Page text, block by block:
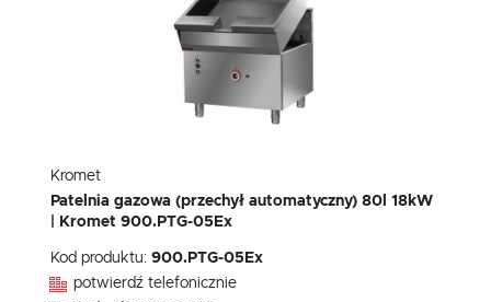
Kromet
Patelnia gazowa (przechył automatyczny) 80l 18kW
| Kromet 900.PTG-05Ex
Kod produktu: 900.PTG-05Ex
potwierdź telefonicznie